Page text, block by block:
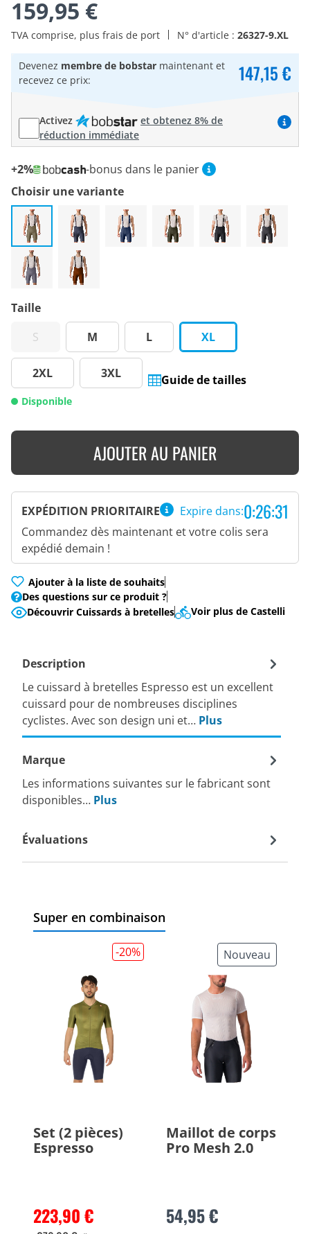
159,95 €
TVA comprise, plus frais de port N° d'article : 26327-9.XL
Devenez membre de bobstar maintenant et
recevez ce prix:
147,15 €
Activez
et obtenez 8% de
réduction immédiate
+2%
-bonus dans le panier
Choisir une variante
Taille
S
M L XL
2XL 3XL Guide de tailles
Disponible
AJOUTER AU PANIER
EXPÉDITION PRIORITAIRE
Commandez dès maintenant et votre colis sera
expédié demain !
Expire dans:0:26:30
Ajouter à la liste de souhaits
Des questions sur ce produit ?
Découvrir Cuissards à bretelles
Voir plus de Castelli
Super en combinaison
-20%
Set (2 pièces)
Espresso
223,90 €
Nouveau
Maillot de corps
Pro Mesh 2.0
54,95 €
Description
Le cuissard à bretelles Espresso est un excellent
cuissard pour de nombreuses disciplines
cyclistes. Avec son design uni et… Plus
Marque
Les informations suivantes sur le fabricant sont
disponibles… Plus
Évaluations